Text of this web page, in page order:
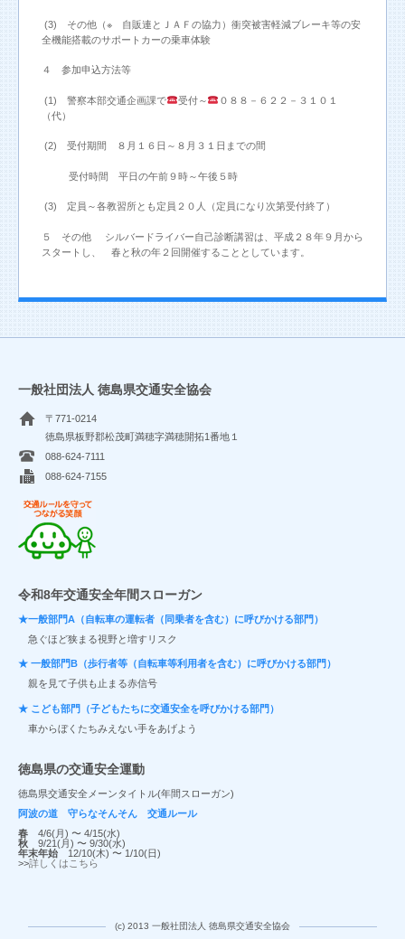
(3) その他（※ 自販連とＪＡＦの協力）衝突被害軽減ブレーキ等の安
全機能搭載のサポートカーの乗車体験
４ 参加申込方法等
(1) 警察本部交通企画課で 受付～
０８８－６２２－３１０１
（代）
(2) 受付期間 ８月１６日～８月３１日までの間
受付時間 平日の午前９時～午後５時
(3) 定員～各教習所とも定員２０人（定員になり次第受付終了）
５ その他 シルバードライバー自己診断講習は、平成２８年９月から
スタートし、 春と秋の年２回開催することとしています。
一般社団法人 徳島県交通安全協会
〒771-0214
徳島県板野郡松茂町満穂字満穂開拓1番地１
088-624-7111
088-624-7155
令和8年交通安全年間スローガン
★一般部門A（自転車の運転者（同乗者を含む）に呼びかける部門）
急ぐほど狭まる視野と増すリスク
★ 一般部門B（歩行者等（自転車等利用者を含む）に呼びかける部門）
親を見て子供も止まる赤信号
★ こども部門（子どもたちに交通安全を呼びかける部門）
車からぼくたちみえない手をあげよう
徳島県の交通安全運動
徳島県交通安全メーンタイトル(年間スローガン)
阿波の道 守らなそんそん 交通ルール
春 4/6(月) 〜 4/15(水)
秋 9/21(月) 〜 9/30(水)
年末年始 12/10(木) 〜 1/10(日)
>>詳しくはこちら
(c) 2013 一般社団法人 徳島県交通安全協会